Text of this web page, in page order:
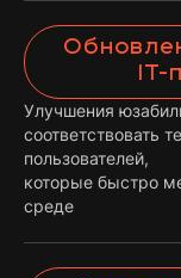
IT-
Улучшения
соответствовать
пользователей,
которые быстро
среде